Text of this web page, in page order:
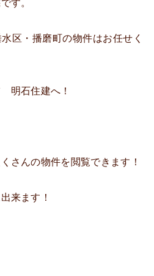
す。
区・播磨町の物件はお任せく
明石住建へ！
さんの物件を閲覧できます！
来ます！